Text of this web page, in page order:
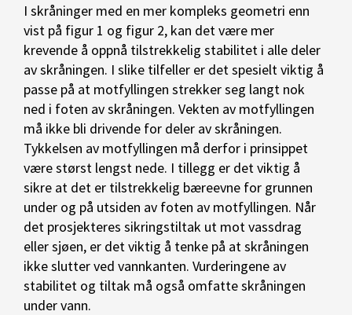
I skråninger med en mer kompleks geometri enn
vist på figur 1 og figur 2, kan det være mer
krevende å oppnå tilstrekkelig stabilitet i alle deler
av skråningen. I slike tilfeller er det spesielt viktig å
passe på at motfyllingen strekker seg langt nok
ned i foten av skråningen. Vekten av motfyllingen
må ikke bli drivende for deler av skråningen.
Tykkelsen av motfyllingen må derfor i prinsippet
være størst lengst nede. I tillegg er det viktig å
sikre at det er tilstrekkelig bæreevne for grunnen
under og på utsiden av foten av motfyllingen. Når
det prosjekteres sikringstiltak ut mot vassdrag
eller sjøen, er det viktig å tenke på at skråningen
ikke slutter ved vannkanten. Vurderingene av
stabilitet og tiltak må også omfatte skråningen
under vann.